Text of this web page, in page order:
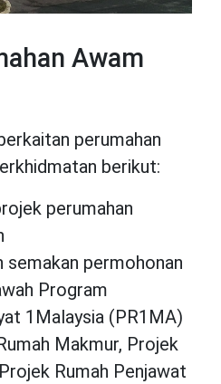
Awam
perumahan
berikut:
perumahan
semakan permohonan
Program
1Malaysia (PR1MA)
Makmur, Projek
Rumah Penjawat